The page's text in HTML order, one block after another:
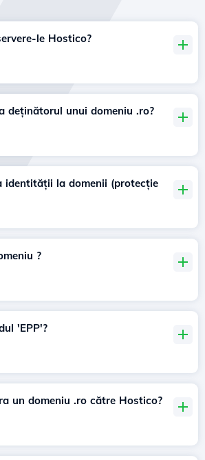
le Hostico?
deținătorul unui domeniu .ro?
identității la domenii (protecție
?
'EPP'?
un domeniu .ro către Hostico?